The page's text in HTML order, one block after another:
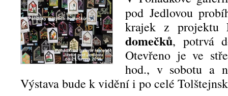
pod Jedlovou
krajek z projektu
domečků, potrvá
Otevřeno je ve
hod., v sobotu a
Výstava bude k vidění i po celé